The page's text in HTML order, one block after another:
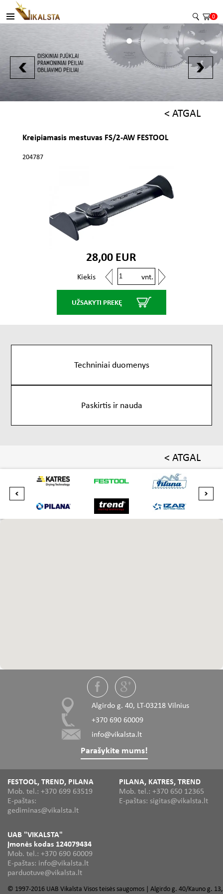
0
< ATGAL
Kreipiamasis mestuvas FS/2-AW FESTOOL
204787
28,00 EUR
Kiekis vnt.
UŽSAKYTI PREKĘ
Techniniai duomenys
Paskirtis ir nauda
< ATGAL
Algirdo g. 40, LT-03218 Vilnius
+370 690 60009
info@vikalsta.lt
Parašykite mums!
FESTOOL, TREND, PILANA
Mob. tel.: +370 699 63519
E-paštas:
gediminas@vikalsta.lt
PILANA, KATRES, TREND
Mob. tel.: +370 650 12365
E-paštas: sigitas@vikalsta.lt
UAB "VIKALSTA"
Įmonės kodas 124079434
Mob. tel.: +370 690 60009
E-paštas: info@vikalsta.lt
parduotuve@vikalsta.lt
© 1997-2016 UAB Vikalsta Visos teisės saugomos | Algirdo g. 40/Kauno g. 13,